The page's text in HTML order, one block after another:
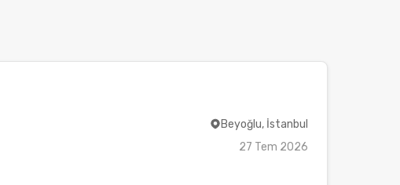
Beyoğlu, İstanbul
27 Tem 2026